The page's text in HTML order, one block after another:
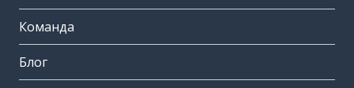
Команда
Блог